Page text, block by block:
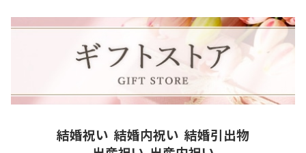
結婚祝い 結婚内祝い 結婚引出物